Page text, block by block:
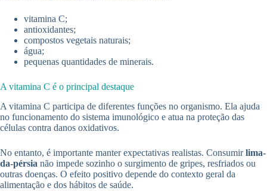
vitamina C;
antioxidantes;
compostos vegetais naturais;
água;
pequenas quantidades de minerais.
A vitamina C é o principal destaque
A vitamina C participa de diferentes funções no organismo. Ela ajuda
no funcionamento do sistema imunológico e atua na proteção das
células contra danos oxidativos.
No entanto, é importante manter expectativas realistas. Consumirlima-
da-pérsia não impede sozinho o surgimento de gripes, resfriados ou
outras doenças. O efeito positivo depende do contexto geral da
alimentação e dos hábitos de saúde.